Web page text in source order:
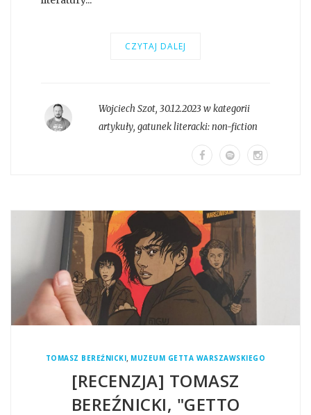
CZYTAJ DALEJ
Wojciech Szot, 30.12.2023 w kategorii
artykuły, gatunek literacki:non-fiction
TOMASZ BEREŹNICKI, MUZEUM GETTA WARSZAWSKIEGO
[RECENZJA] TOMASZ
BEREŹNICKI, "GETTO